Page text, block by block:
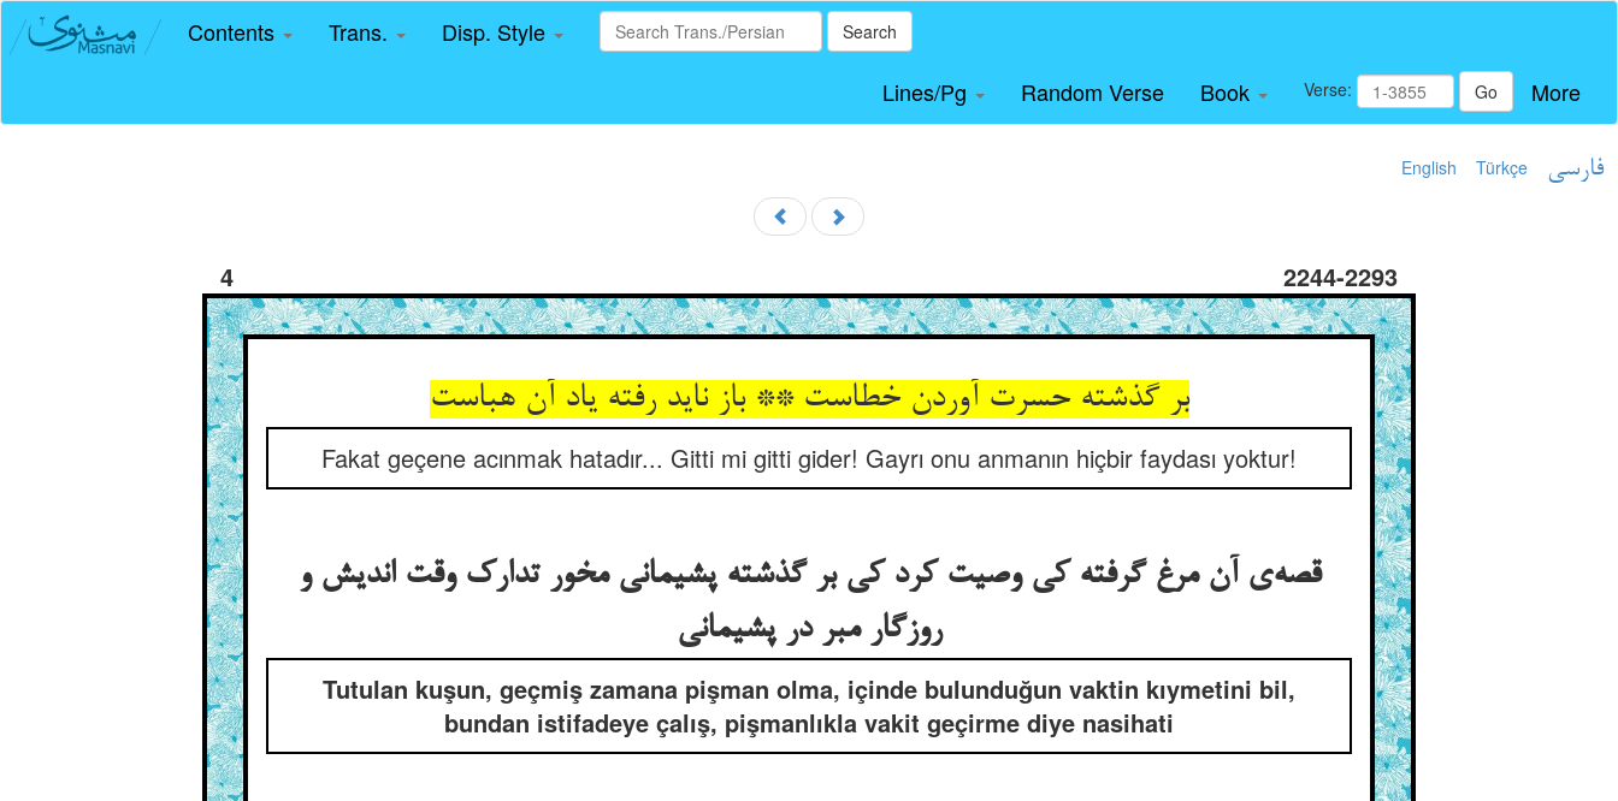
Contents Trans. Disp. Style Search
Lines/Pg Random Verse Book Verse: Go More
English Türkçe فارسی
4 2244-2293
بر گذشته حسرت آوردن خطاست ** باز ناید رفته یاد آن هباست
Fakat geçene acınmak hatadır... Gitti mi gitti gider! Gayrı onu anmanın hiçbir faydası yoktur!
قصه‌ی آن مرغ گرفته کی وصیت کرد کی بر گذشته پشیمانی مخور تدارک وقت اندیش و
روزگار مبر در پشیمانی
Tutulan kuşun, geçmiş zamana pişman olma, içinde bulunduğun vaktin kıymetini bil,
bundan istifadeye çalış, pişmanlıkla vakit geçirme diye nasihati